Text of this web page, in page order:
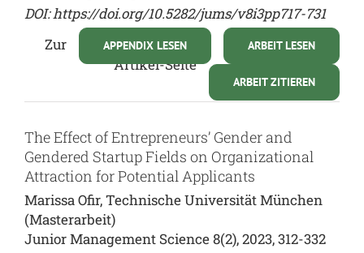
DOI:https://doi.org/10.5282/jums/v8i3pp717-731
ARBEIT LESEN
APPENDIX LESEN
ARBEIT ZITIEREN
Zur
Artikel-Seite
The Effect of Entrepreneurs’ Gender and
Gendered Startup Fields on Organizational
Attraction for Potential Applicants
Marissa Ofir, Technische Universität München
(Masterarbeit)
Junior Management Science 8(2), 2023, 312-332